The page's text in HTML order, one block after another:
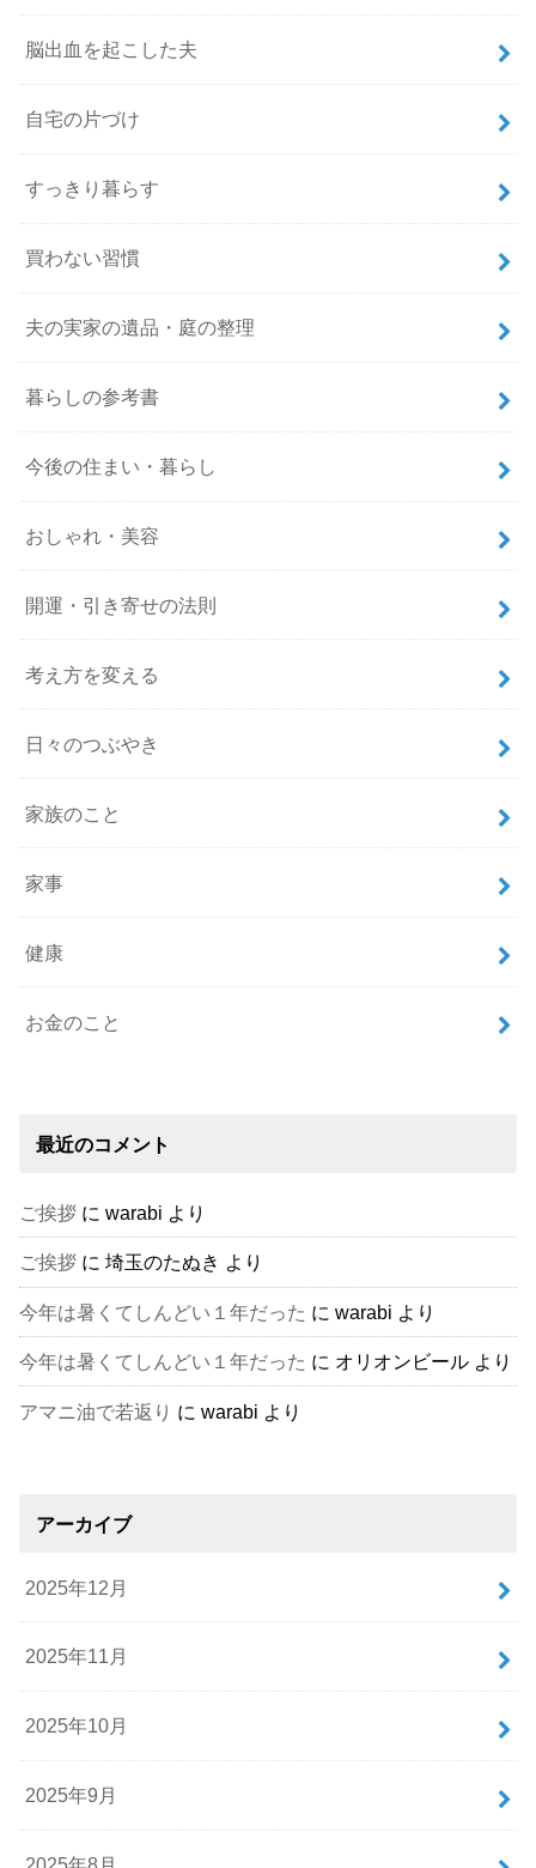
脳出血を起こした夫
自宅の片づけ
すっきり暮らす
買わない習慣
夫の実家の遺品・庭の整理
暮らしの参考書
今後の住まい・暮らし
おしゃれ・美容
開運・引き寄せの法則
考え方を変える
日々のつぶやき
家族のこと
家事
健康
お金のこと
最近のコメント
ご挨拶 にwarabi より
ご挨拶 に埼玉のたぬき より
今年は暑くてしんどい１年だった にwarabi より
今年は暑くてしんどい１年だった に オリオンビール より
アマニ油で若返り にwarabi より
アーカイブ
2025年12月
2025年11月
2025年10月
2025年9月